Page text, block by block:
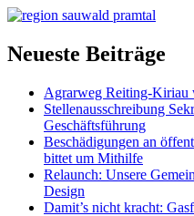
Neueste Beiträge
Agrarweg Reiting-Kiriau
Stellenausschreibung
Geschäftsführung
Beschädigungen an
bittet um Mithilfe
Relaunch: Unsere
Design
Damit’s nicht kracht: